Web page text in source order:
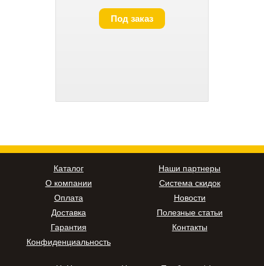
Под заказ
Каталог
О компании
Оплата
Доставка
Гарантия
Конфиденциальность
Наши партнеры
Система скидок
Новости
Полезные статьи
Контакты